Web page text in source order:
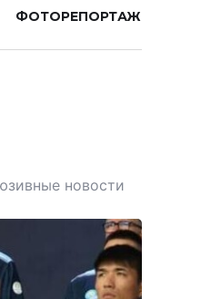
ФОТОРЕПОРТАЖ
новости